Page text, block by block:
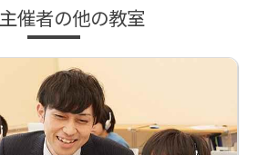
催者の他の教室